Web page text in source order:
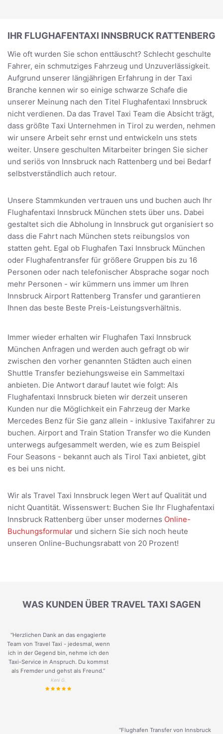
IHR FLUGHAFENTAXI INNSBRUCK RATTENBERG
Wie oft wurden Sie schon enttäuscht? Schlecht geschulte
Fahrer, ein schmutziges Fahrzeug und Unzuverlässigkeit.
Aufgrund unserer längjährigen Erfahrung in der Taxi
Branche kennen wir so einige schwarze Schafe die
unserer Meinung nach den Titel Flughafentaxi Innsbruck
nicht verdienen. Da das Travel Taxi Team die Absicht trägt,
dass größte Taxi Unternehmen in Tirol zu werden, nehmen
wir unsere Arbeit sehr ernst und entwickeln uns stets
weiter. Unsere geschulten Mitarbeiter bringen Sie sicher
und seriös von Innsbruck nach Rattenberg und bei Bedarf
selbstverständlich auch retour.
Unsere Stammkunden vertrauen uns und buchen auch Ihr
Flughafentaxi Innsbruck München stets über uns. Dabei
gestaltet sich die Abholung in Innsbruck gut organisiert so
dass die Fahrt nach München stets reibungslos von
statten geht. Egal ob Flughafen Taxi Innsbruck München
oder Flughafentransfer für größere Gruppen bis zu 16
Personen oder nach telefonischer Absprache sogar noch
mehr Personen - wir kümmern uns immer um Ihren
Innsbruck Airport Rattenberg Transfer und garantieren
Ihnen das beste Beste Preis-Leistungsverhältnis.
Immer wieder erhalten wir Flughafen Taxi Innsbruck
München Anfragen und werden auch gefragt ob wir
zwischen den vorher genannten Städten auch einen
Shuttle Transfer beziehungsweise ein Sammeltaxi
anbieten. Die Antwort darauf lautet wie folgt: Als
Flughafentaxi Innsbruck bieten wir derzeit unseren
Kunden nur die Möglichkeit ein Fahrzeug der Marke
Mercedes Benz für Sie ganz allein - inklusive Taxifahrer zu
buchen. Airport and Train Station Transfer wo die Kunden
unterwegs aufgesammelt werden, wie es zum Beispiel
Four Seasons - bekannt auch als Tirol Taxi anbietet, gibt
es bei uns nicht.
Wir als Travel Taxi Innsbruck legen Wert auf Qualität und
nicht Quantität. Wissenswert: Buchen Sie Ihr Flughafentaxi
Innsbruck Rattenberg über unser modernes Online-
Buchungsformular und sichern Sie sich noch heute
unseren Online-Buchungsrabatt von 20 Prozent!
WAS KUNDEN ÜBER TRAVEL TAXI SAGEN
“Herzlichen Dank an das engagierte
Team von Travel Taxi - jedesmal, wenn
ich in der Gegend bin, nehme ich den
Taxi-Service in Anspruch. Du kommst
als Fremder und gehst als Freund.”
Keni G.
“Flughafen Transfer von Innsbruck